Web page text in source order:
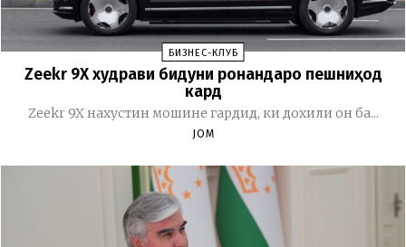
БИЗНЕС-КЛУБ
Zeekr 9X худрави бидуни ронандаро пешниҳод
кард
Zeekr 9X нахустин мошине гардид, ки дохили он ба...
JOM